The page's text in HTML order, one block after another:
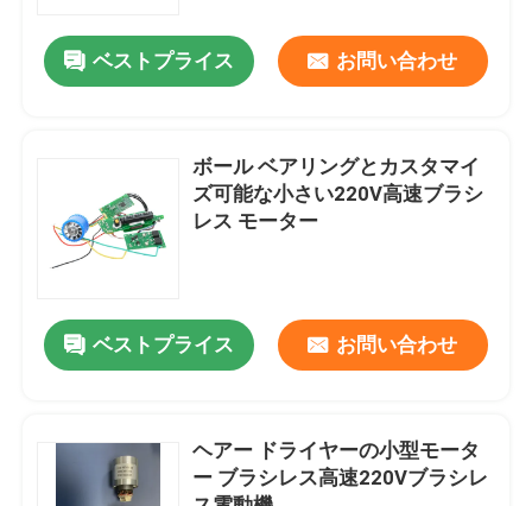
私達について
品質管理
私達に連絡しなさい
引用を要求しなさい
DCのブラシレス モーター
ベストプライス お問い合わせ
ボール ベアリングとカスタマイ
ズ可能な小さい220V高速ブラシ
レス モーター
ベストプライス お問い合わせ
ヘアー ドライヤーの小型モータ
ー ブラシレス高速220Vブラシレ